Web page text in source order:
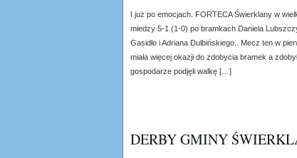
I już po emocjach. FORTECA Świerklany w
miedzy 5-1 (1-0) po bramkach Daniela
Gasidło i Adriana Dulbińskiego.. Mecz ten w
miała więcej okazji do zdobycia bramek a
gospodarze podjęli walkę […]
DERBY GMINY